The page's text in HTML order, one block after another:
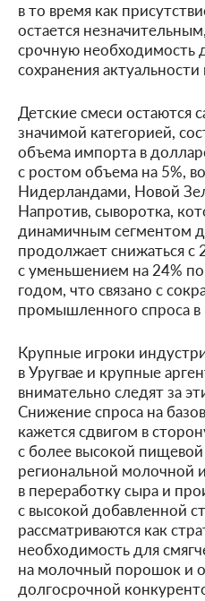
в то время как
остается
срочную необходимость
сохранения
Детские смеси остаются
значимой категорией,
объема импорта в
с ростом объема на 5%,
Нидерландами, Новой
Напротив, сыворотка,
динамичным сегментом
продолжает снижаться с
с уменьшением на 24%
годом, что связано с
промышленного спроса в
Крупные игроки
в Уругвае и крупные
внимательно следят за
Снижение спроса на
кажется сдвигом в
с более высокой
региональной молочной
в переработку сыра и
с высокой добавленной
рассматриваются как
необходимость для
на молочный порошок и
долгосрочной